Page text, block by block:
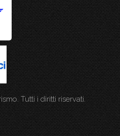
Tutti i diritti riservati.